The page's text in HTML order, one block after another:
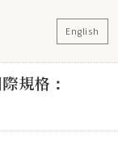
English
規格：